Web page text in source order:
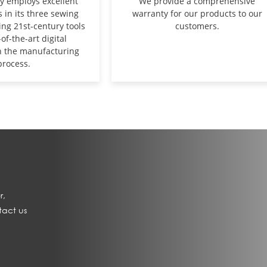
in its three sewing
21st-century tools
the-art digital
the manufacturing
warranty for our products to our
customers.
us